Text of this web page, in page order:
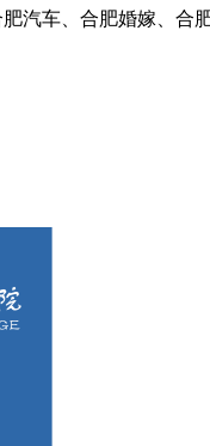
车、合肥婚嫁、合